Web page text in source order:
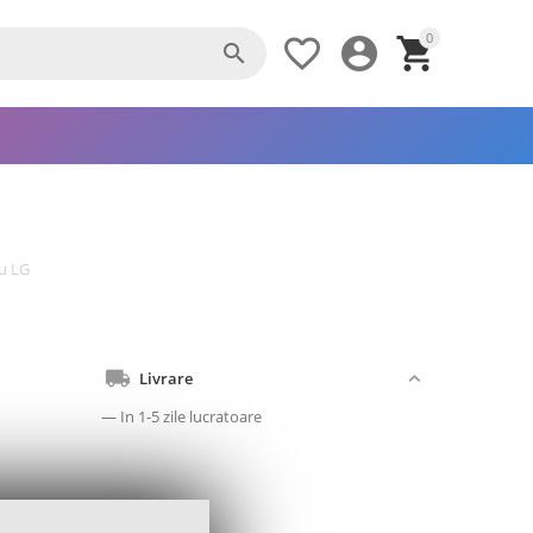
0




LG
Livrare
— In 1-5 zile lucratoare